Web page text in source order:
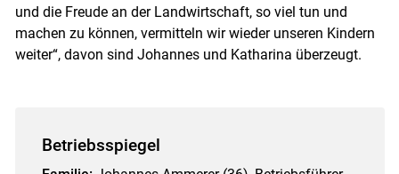
und die Freude an der Landwirtschaft, so viel tun und
machen zu können, vermitteln wir wieder unseren Kindern
weiter“, davon sind Johannes und Katharina überzeugt.
Betriebsspiegel